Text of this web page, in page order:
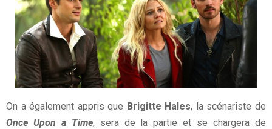
On a également appris que Brigitte Hales, la scénariste de
Once Upon a Time, sera de la partie et se chargera de